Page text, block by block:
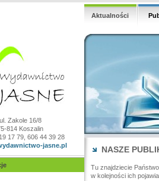
ul. Zakole 16/8
814 Koszalin
17 79, 606 44 39 28
jasne.pl
Aktualności
NASZE
Tu znajdziecie
w kolejności ich